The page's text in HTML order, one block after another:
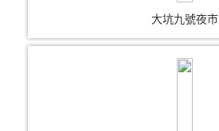
大坑九號夜市